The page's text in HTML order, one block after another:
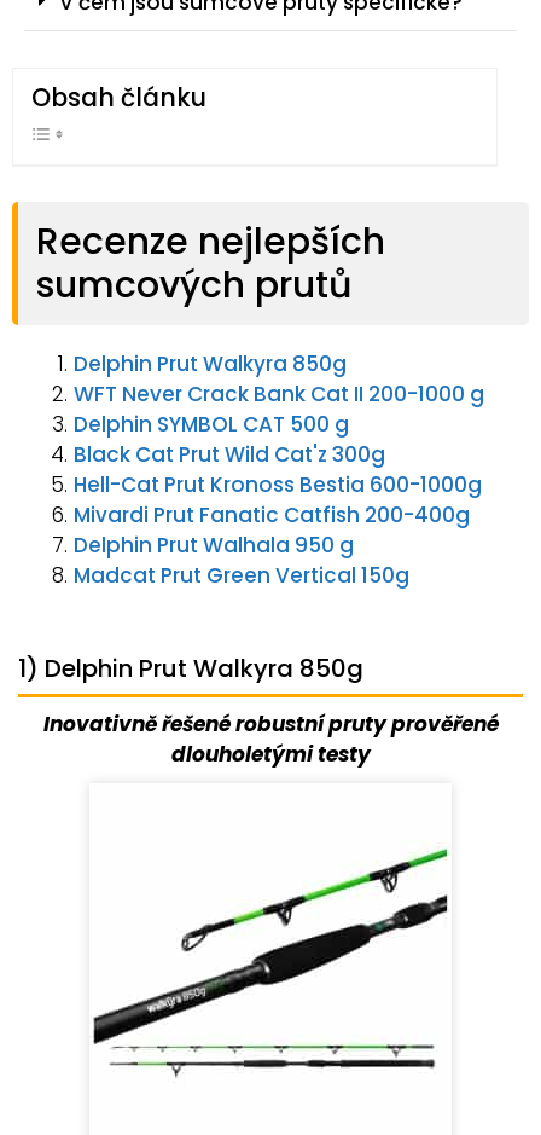
Obsah článku
Recenze nejlepších
sumcových prutů
Delphin Prut Walkyra 850g
WFT Never Crack Bank Cat II 200-1000 g
Delphin SYMBOL CAT 500 g
Black Cat Prut Wild Cat'z 300g
Hell-Cat Prut Kronoss Bestia 600-1000g
Mivardi Prut Fanatic Catfish 200-400g
Delphin Prut Walhala 950 g
Madcat Prut Green Vertical 150g
1) Delphin Prut Walkyra 850g
Inovativně řešené robustní pruty prověřené
dlouholetými testy